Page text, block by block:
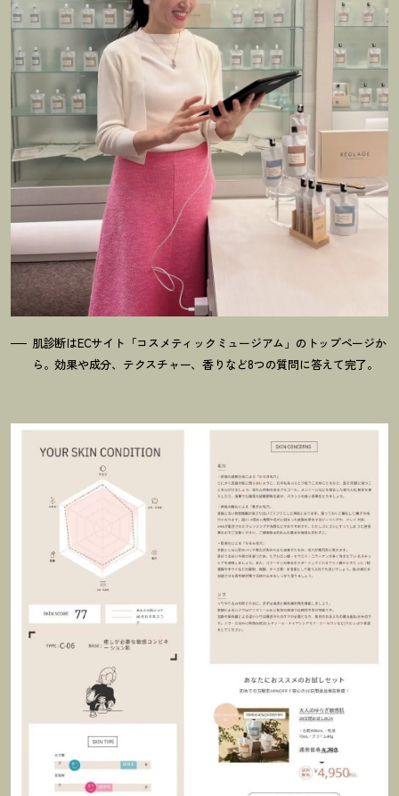
肌診断はECサイト「コスメティックミュージアム」のトップページか
ら。効果や成分、テクスチャー、香りなど8つの質問に答えて完了。